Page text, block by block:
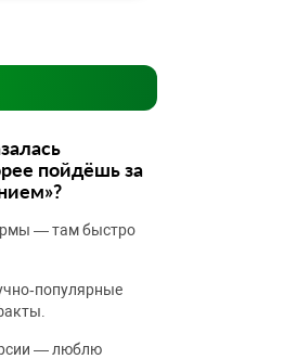
пойдёшь за
— там быстро
— люблю